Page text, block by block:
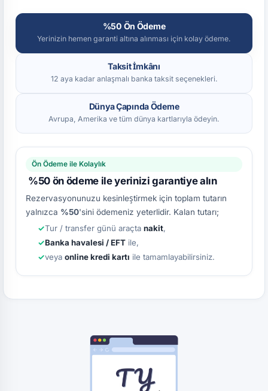
%50 Ön Ödeme
Yerinizin hemen garanti altına alınması için kolay ödeme.
Taksit İmkânı
12 aya kadar anlaşmalı banka taksit seçenekleri.
Dünya Çapında Ödeme
Avrupa, Amerika ve tüm dünya kartlarıyla ödeyin.
Ön Ödeme ile Kolaylık
%50 ön ödeme ile yerinizi garantiye alın
Rezervasyonunuzu kesinleştirmek için toplam tutarın
yalnızca %50'sini ödemeniz yeterlidir. Kalan tutarı;
Tur / transfer günü araçta nakit,
Banka havalesi / EFT ile,
veya online kredi kartı ile tamamlayabilirsiniz.